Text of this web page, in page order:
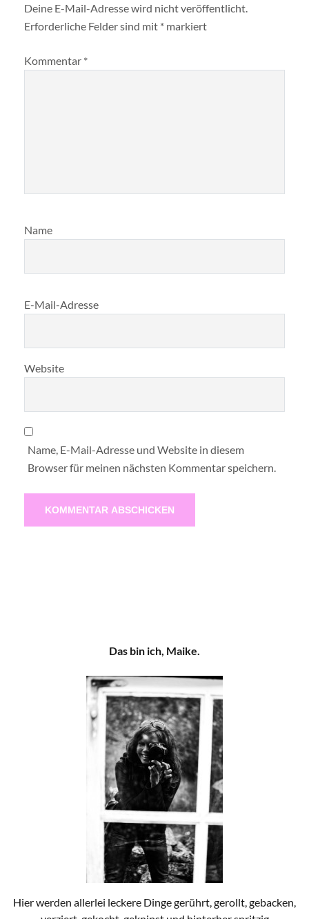
Deine E-Mail-Adresse wird nicht veröffentlicht.
Erforderliche Felder sind mit * markiert
Kommentar *
Name
E-Mail-Adresse
Website
Name, E-Mail-Adresse und Website in diesem
Browser für meinen nächsten Kommentar speichern.
Das bin ich, Maike.
Hier werden allerlei leckere Dinge gerührt, gerollt, gebacken,